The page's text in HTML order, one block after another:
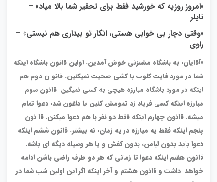
«امروز روزیه که خورشید فقط برای تحقیر شما بالا میاد» –
تایلر
«وقتی دچار بی خوابی هستی، انگار تو بیداری هم نیستی» –
راوی
«آقایان، به باشگاه مشتزنی خوش آمدین. اولین قانون باشگاه اینکه
شما در مورد فایت کلوب با کشی صحیت نمیکنین. قانو ن دوم هم
اینکه در مورد باشگاه مبارزه هیچی به کسی نمیگین. قانون سوم
مبارزه اینکه کسی فریاد زد تمومش کنین یا داغون شد، دعوا تمام
میشه. قانون چهارم اینکه فقط دو نفر با هم دعوا میکنن. قا نون
پنجم اینکه فقط یه مبارزه در یه زمان، نه بیشتر. قانون ششم اینکه
دعوا باید بدون لباس، بدون کفش و یا هر وسیله دیگه ای باشه.
قانون هفتم اینکه دعوا تا زمانی که هر دو طرف راضی باشن ادامه
خواهد داشت و قانون هشتم و آخر اینکه اگر این اولین شب شما در